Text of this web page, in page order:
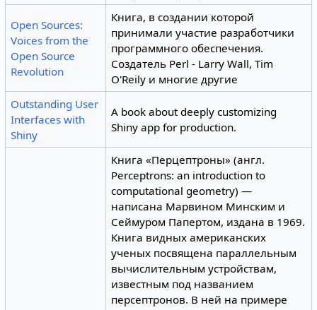
Open Sources:
Voices from the
Open Source
Revolution
Книга, в создании которой
принимали участие разработчики
программного обеспечения.
Создатель Perl - Larry Wall, Tim
O'Reily и многие другие
Outstanding User
Interfaces with
Shiny
A book about deeply customizing
Shiny app for production.
Книга «Перцептроны» (англ.
Perceptrons: an introduction to
computational geometry) —
написана Марвином Минским и
Сеймуром Папертом, издана в 1969.
Книга видных американских
ученых посвящена параллельным
вычислительным устройствам,
известным под названием
персептронов. В ней на примере